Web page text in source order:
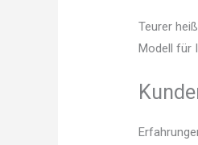
Teurer
Modell für